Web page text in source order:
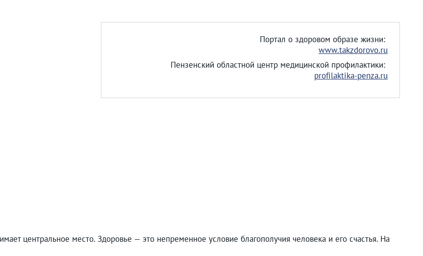
Портал о здоровом образе жизни:
www.takzdorovo.ru
Пензенский областной центр медицинской профилактики:
profilaktika-penza.ru
центральное место. Здоровье — это непременное условие благополучия человека и его счастья. На